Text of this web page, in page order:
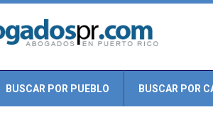
BUSCAR POR PUEBLO BUSCAR POR